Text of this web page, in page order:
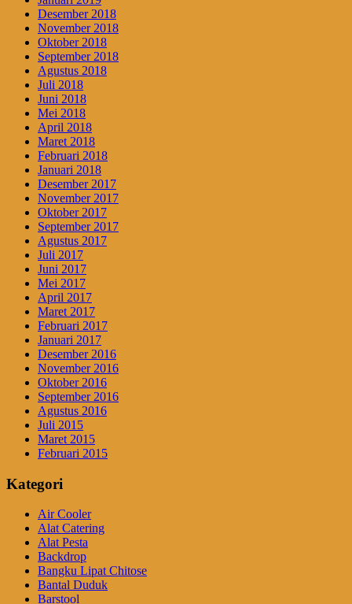
Desember 2018
November 2018
Oktober 2018
September 2018
Agustus 2018
Juli 2018
Juni 2018
Mei 2018
April 2018
Maret 2018
Februari 2018
Januari 2018
Desember 2017
November 2017
Oktober 2017
September 2017
Agustus 2017
Juli 2017
Juni 2017
Mei 2017
April 2017
Maret 2017
Februari 2017
Januari 2017
Desember 2016
November 2016
Oktober 2016
September 2016
Agustus 2016
Juli 2015
Maret 2015
Februari 2015
Kategori
Air Cooler
Alat Catering
Alat Pesta
Backdrop
Bangku Lipat Chitose
Bantal Duduk
Barstool